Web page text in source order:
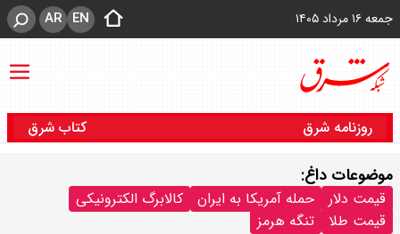
جمعه ۱۶ مرداد ۱۴۰۵ EN
AR
روزنامه شرق کتاب شرق
موضوعات داغ:
قیمت دلار حمله آمریکا به ایران
کالابرگ الکترونیکی
قیمت طلا
تنگه هرمز